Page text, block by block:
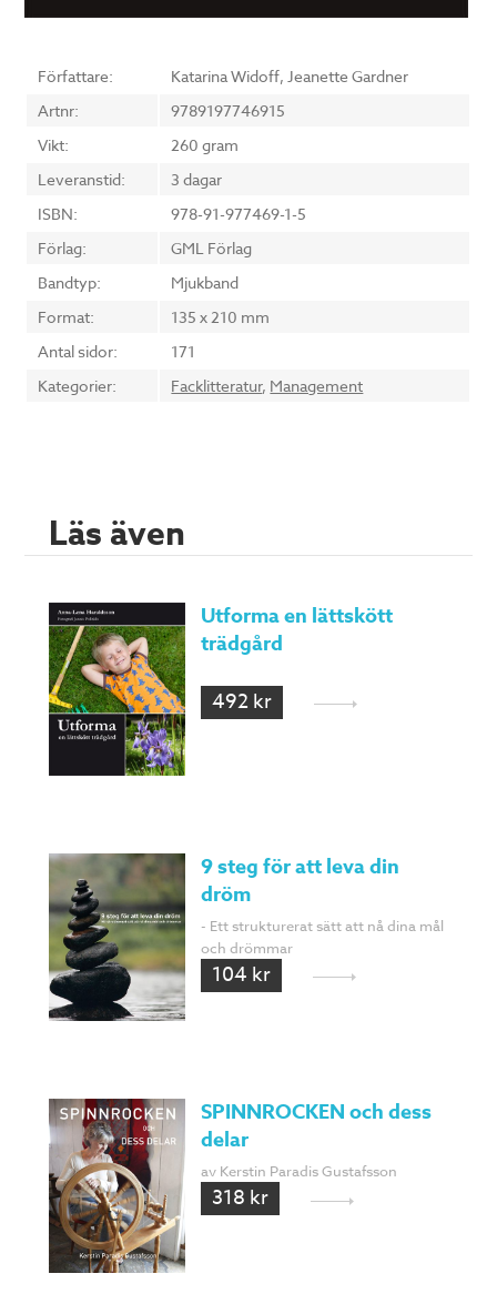
Författare:
Katarina Widoff, Jeanette Gardner
Artnr:
9789197746915
Vikt:
260 gram
Leveranstid:
3 dagar
ISBN:
978-91-977469-1-5
Förlag:
GML Förlag
Bandtyp:
Mjukband
Format:
135 x 210 mm
Antal sidor:
171
Kategorier:
Facklitteratur, Management
Läs även
Utforma en lättskött
trädgård
492 kr
9 steg för att leva din
dröm
- Ett strukturerat sätt att nå dina mål
och drömmar
104 kr
SPINNROCKEN och dess
delar
av Kerstin Paradis Gustafsson
318 kr